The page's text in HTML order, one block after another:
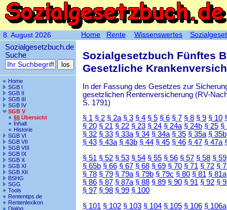
8. August 2026
Sozialgesetzbuch.de
Suche
Home
SGB I
SGB II
SGB III
SGB IV
SGB V
§§ Übersicht
Inhalt
Historie
SGB VI
SGB VII
SGB VIII
SGB IX
SGB X
SGB XI
SGB XII
BSHG
SGG
Tools
Rententips.de
Rentenlexikon
Dialog
Sozialgesetzbuch Fünftes
Gesetzliche
In der Fassung des Gesetzes zur
gesetzlichen Rentenversicherung (RV-
S. 1791)
§ 1 § 2 § 2a § 3 § 4 § 5 § 6 § 7 § 8 § 9 § 10
§ 20 § 21 § 22 § 23 § 24 § 24a § 24b § 25 §
§ 32 § 33 § 33a § 34 § 34a § 35 § 35a § 35b
§ 43 § 43a § 43b § 44 § 45 § 46 § 47 § 47a
§ 51 § 52 § 53 § 54 § 55 § 56 § 57 § 58 § 59
§ 65b § 66 § 67 § 68 § 69 § 70 § 71 § 72 §
§ 78 § 79 § 79a § 79b § 79c § 80 § 81 § 81a
§ 86 § 87 § 87a § 88 § 89 § 90 § 91 § 92 §
§ 97 § 98 § 99 § 100
§ 101 § 102 § 103 § 104 § 105 § 106 § 106a
Home Rente Wissenswertes